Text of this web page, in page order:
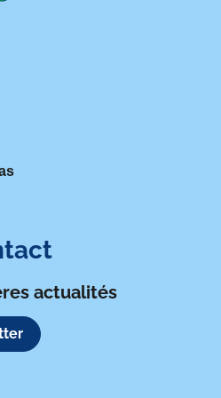
actualités